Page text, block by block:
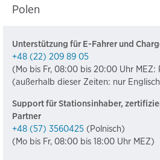
Polen
Unterstützung für E-Fahrer und
+48 (22) 209 89 05
(Mo bis Fr, 08:00 bis 20:00 Uhr MEZ:
(außerhalb dieser Zeiten: nur
Support für Stationsinhaber,
Partner
+48 (57) 3560425 (Polnisch)
(Mo bis Fr, 08:00 bis 18:00 Uhr MEZ)